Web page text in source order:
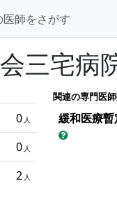
医師をさがす
三宅病
0
0
2
関連の専門医
緩和医療